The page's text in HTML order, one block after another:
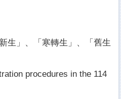
生」、「寒轉生」、「舊生
procedures in the 114